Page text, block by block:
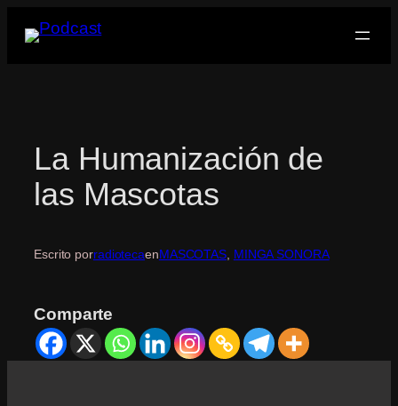
La Humanización de
las Mascotas
Escrito porradiotecaenMASCOTAS MINGA SONORA
Comparte